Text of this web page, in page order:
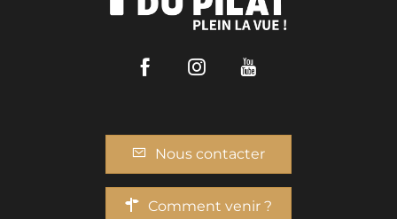
FacebookInstagram
Nous contacter
Comment venir ?